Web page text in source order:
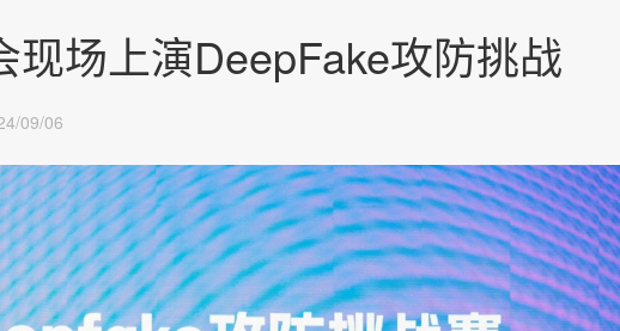
现场上演DeepFake攻防挑战
09/06